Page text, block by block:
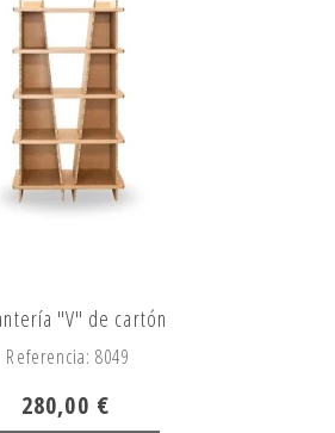
"V" de cartón
Referencia: 8049
280,00 €